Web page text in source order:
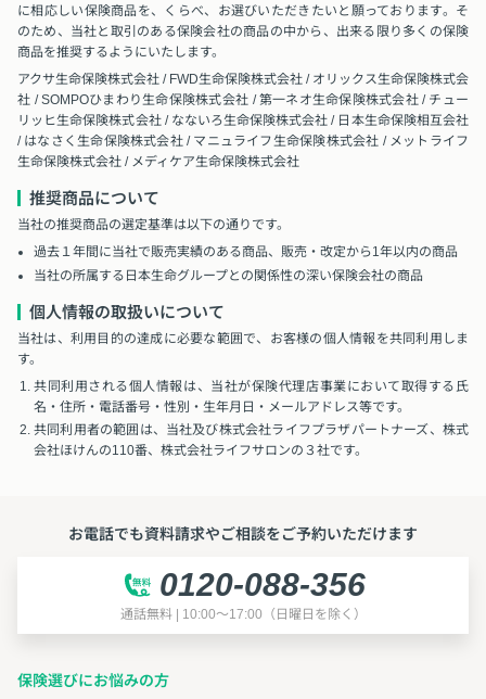
に相応しい保険商品を、くらべ、お選びいただきたいと願っております。そ
のため、当社と取引のある保険会社の商品の中から、出来る限り多くの保険
商品を推奨するようにいたします。
アクサ生命保険株式会社 / FWD生命保険株式会社 / オリックス生命保険株式会
社 / SOMPOひまわり生命保険株式会社 / 第一ネオ生命保険株式会社 / チュー
リッヒ生命保険株式会社 / なないろ生命保険株式会社 / 日本生命保険相互会社
/ はなさく生命保険株式会社 / マニュライフ生命保険株式会社 / メットライフ
生命保険株式会社 / メディケア生命保険株式会社
推奨商品について
当社の推奨商品の選定基準は以下の通りです。
過去１年間に当社で販売実績のある商品、販売・改定から1年以内の商品
当社の所属する日本生命グループとの関係性の深い保険会社の商品
個人情報の取扱いについて
当社は、利用目的の達成に必要な範囲で、お客様の個人情報を共同利用しま
す。
共同利用される個人情報は、当社が保険代理店事業において取得する氏
名・住所・電話番号・性別・生年月日・メールアドレス等です。
共同利用者の範囲は、当社及び株式会社ライフプラザパートナーズ、株式
会社ほけんの110番、株式会社ライフサロンの３社です。
お電話でも資料請求やご相談をご予約いただけます
0120-088-356
通話無料 | 10:00～17:00（日曜日を除く）
保険選びにお悩みの方